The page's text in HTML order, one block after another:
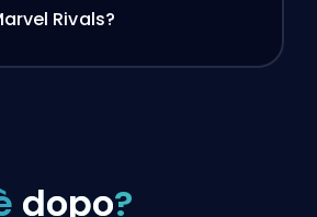
Rivals?
dopo?